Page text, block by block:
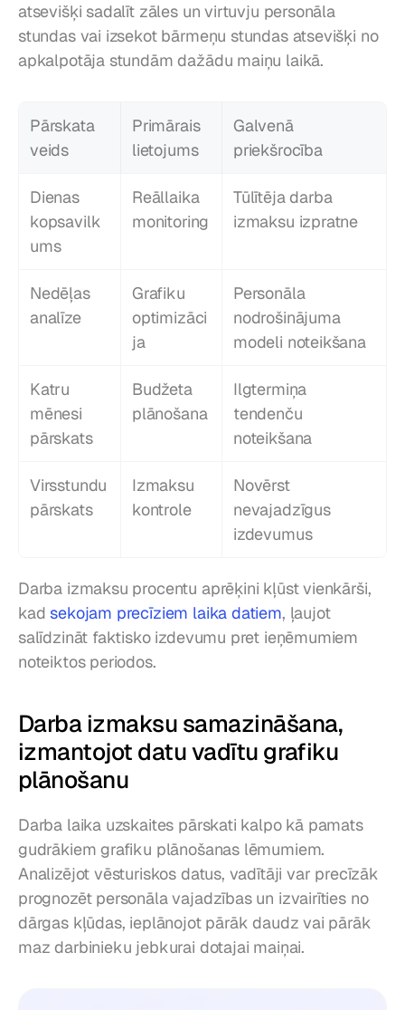
atsevišķi sadalīt zāles un virtuvju personāla
stundas vai izsekot bārmeņu stundas atsevišķi no
apkalpotāja stundām dažādu maiņu laikā.
Pārskata
veids
Primārais
lietojums
Galvenā
priekšrocība
Dienas
kopsavilk
ums
Reāllaika
monitoring
Tūlītēja darba
izmaksu izpratne
Nedēļas
analīze
Grafiku
optimizāci
ja
Personāla
nodrošinājuma
modeli noteikšana
Katru
mēnesi
pārskats
Budžeta
plānošana
Ilgtermiņa
tendenču
noteikšana
Virsstundu
pārskats
Izmaksu
kontrole
Novērst
nevajadzīgus
izdevumus
Darba izmaksu procentu aprēķini kļūst vienkārši,
kad sekojam precīziem laika datiem, ļaujot
salīdzināt faktisko izdevumu pret ieņēmumiem
noteiktos periodos.
Darba izmaksu samazināšana,
izmantojot datu vadītu grafiku
plānošanu
Darba laika uzskaites pārskati kalpo kā pamats
gudrākiem grafiku plānošanas lēmumiem.
Analizējot vēsturiskos datus, vadītāji var precīzāk
prognozēt personāla vajadzības un izvairīties no
dārgas kļūdas, ieplānojot pārāk daudz vai pārāk
maz darbinieku jebkurai dotajai maiņai.